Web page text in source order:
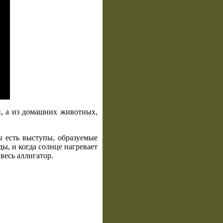
а из домашних животных,
выступы, образуемые
и когда солнце нагревает
аллигатор.